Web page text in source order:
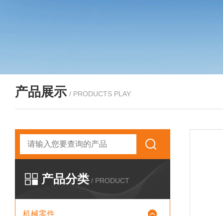
产品展示 / PRODUCTS PLAY
产品分类 / PRODUCT
机械零件